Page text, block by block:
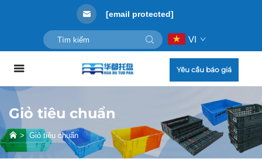
[email protected]
VI
Yêu cầu báo giá
Giỏ tiêu chuẩn
> Giỏ tiêu chuẩn